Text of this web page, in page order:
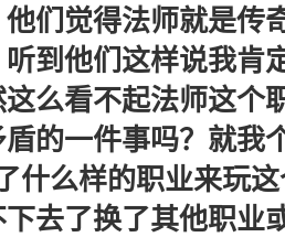
们觉得法师就是传
到他们这样说我肯
么看不起法师这个
的一件事吗？就我
什么样的职业来玩
去了换了其他职业